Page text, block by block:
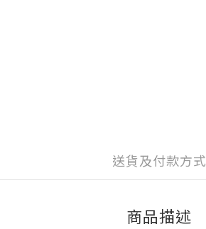
送貨及付款方式
商品描述